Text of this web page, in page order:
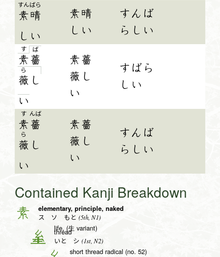
すんばら
素晴
し い
素晴
しい
すんば
らしい
す
素
ば
薔
ら
薇 し
い
素薔
薇し
い
すばら
しい
す
素
んば
薔
ら
薇 し
い
素薔
薇し
い
すんば
らしい
Contained Kanji Breakdown
素 elementary, principle, naked
ス ソ もと (5th, N1)
life, (生 variant)
糸 thread
いと シ (1st, N2)
short thread radical (no. 52)